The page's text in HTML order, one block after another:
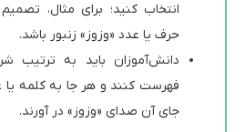
انتخاب کنید؛ برای مثال،
حرف یا عدد «وزوز» زنبور باشد.
دانش‌آموزان باید به ترتیب
فهرست کنند و هر جا به کلمه یا
جای آن صدای «وزوز» در آورند.